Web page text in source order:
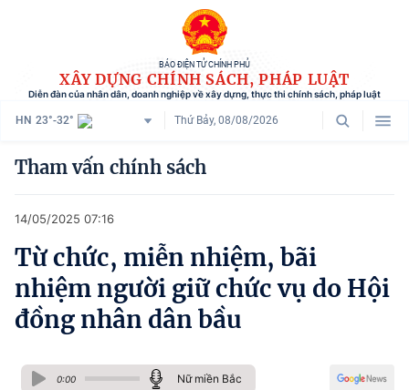
BÁO ĐIỆN TỬ CHÍNH PHỦ
XÂY DỰNG CHÍNH SÁCH, PHÁP LUẬT
Diễn đàn của nhân dân, doanh nghiệp về xây dựng, thực thi chính sách, pháp luật
HN 23°-32° Thứ Bảy, 08/08/2026
Danh mục
Tham vấn chính sách
Người dân góp ý
Chính sách và cuộc sống
Tham vấn chính sách
14/05/2025 07:16
Từ chức, miễn nhiệm, bãi
nhiệm người giữ chức vụ do Hội
đồng nhân dân bầu
0:00 Nữ miền Bắc